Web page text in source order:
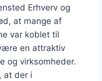
Erhverv og
at mange af
var koblet til
en attraktiv
og virksomheder.
at der i